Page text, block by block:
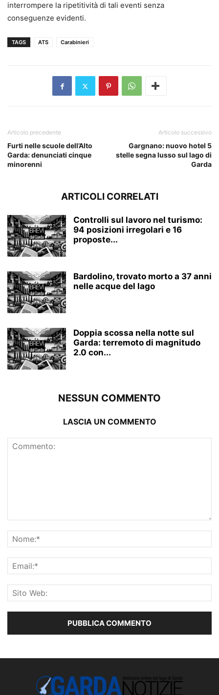
interrompere la ripetitività di tali eventi senza
conseguenze evidenti.
TAGS ATS Carabinieri
Articolo precedente
Furti nelle scuole dell’Alto
Garda: denunciati cinque
minorenni
Articolo successivo
Gargnano: nuovo hotel 5
stelle segna lusso sul lago di
Garda
ARTICOLI CORRELATI
Controlli sul lavoro nel turismo:
94 posizioni irregolari e 16
proposte...
Bardolino, trovato morto a 37 anni
nelle acque del lago
Doppia scossa nella notte sul
Garda: terremoto di magnitudo
2.0 con...
NESSUN COMMENTO
LASCIA UN COMMENTO